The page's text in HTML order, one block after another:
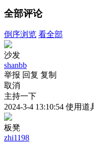
全部评论
倒序浏览 看全部
沙发
shanbb
举报 回复 复制
取消
主持一下
2024-3-4 13:10:54 使用道
板凳
zhi1198